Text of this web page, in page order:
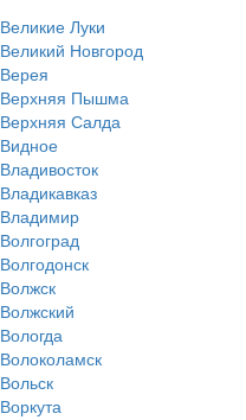
Великие Луки
Великий Новгород
Верея
Верхняя Пышма
Верхняя Салда
Видное
Владивосток
Владикавказ
Владимир
Волгоград
Волгодонск
Волжск
Волжский
Вологда
Волоколамск
Вольск
Воркута